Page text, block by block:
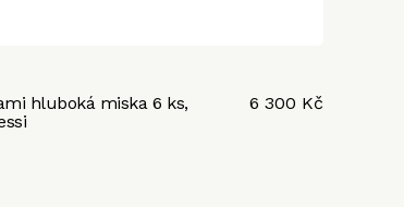
hluboká miska 6 ks,
6 300 Kč